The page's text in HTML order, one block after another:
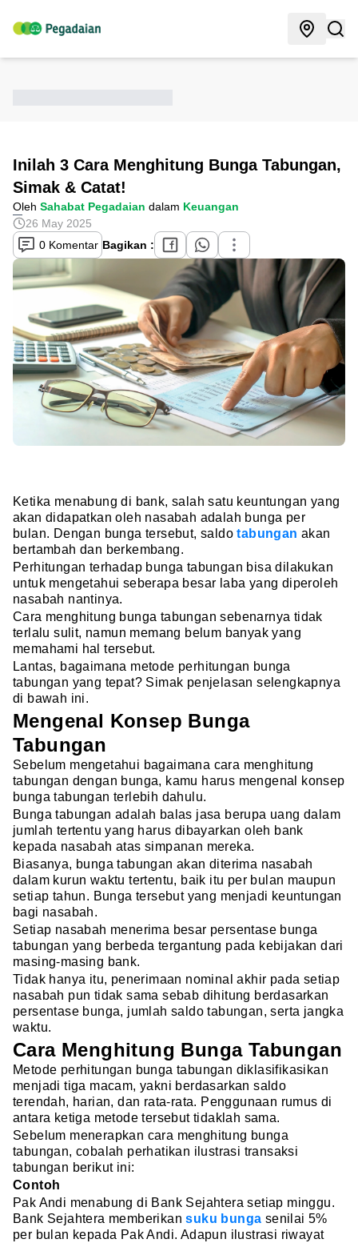
Inilah 3 Cara Menghitung Bunga Tabungan,
Simak & Catat!
Oleh Sahabat Pegadaian dalam Keuangan
26 May 2025
0 Komentar Bagikan :
Ketika menabung di bank, salah satu keuntungan yang
akan didapatkan oleh nasabah adalah bunga per
bulan. Dengan bunga tersebut, saldotabungan akan
bertambah dan berkembang.
Perhitungan terhadap bunga tabungan bisa dilakukan
untuk mengetahui seberapa besar laba yang diperoleh
nasabah nantinya.
Cara menghitung bunga tabungan sebenarnya tidak
terlalu sulit, namun memang belum banyak yang
memahami hal tersebut.
Lantas, bagaimana metode perhitungan bunga
tabungan yang tepat? Simak penjelasan selengkapnya
di bawah ini.
Mengenal Konsep Bunga
Tabungan
Sebelum mengetahui bagaimana cara menghitung
tabungan dengan bunga, kamu harus mengenal konsep
bunga tabungan terlebih dahulu.
Bunga tabungan adalah balas jasa berupa uang dalam
jumlah tertentu yang harus dibayarkan oleh bank
kepada nasabah atas simpanan mereka.
Biasanya, bunga tabungan akan diterima nasabah
dalam kurun waktu tertentu, baik itu per bulan maupun
setiap tahun. Bunga tersebut yang menjadi keuntungan
bagi nasabah.
Setiap nasabah menerima besar persentase bunga
tabungan yang berbeda tergantung pada kebijakan dari
masing-masing bank.
Tidak hanya itu, penerimaan nominal akhir pada setiap
nasabah pun tidak sama sebab dihitung berdasarkan
persentase bunga, jumlah saldo tabungan, serta jangka
waktu.
Cara Menghitung Bunga Tabungan
Metode perhitungan bunga tabungan diklasifikasikan
menjadi tiga macam, yakni berdasarkan saldo
terendah, harian, dan rata-rata. Penggunaan rumus di
antara ketiga metode tersebut tidaklah sama.
Sebelum menerapkan cara menghitung bunga
tabungan, cobalah perhatikan ilustrasi transaksi
tabungan berikut ini:
Contoh
Pak Andi menabung di Bank Sejahtera setiap minggu.
Bank Sejahtera memberikansuku bunga senilai 5%
per bulan kepada Pak Andi. Adapun ilustrasi riwayat